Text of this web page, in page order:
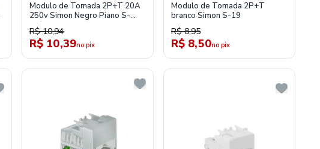
Modulo de Tomada 2P+T 20A
250v Simon Negro Piano S-
19/20 19427-37
R$ 10,94
R$ 10,39no pix
Modulo de Tomada 2P+T
branco Simon S-19
R$ 8,95
R$ 8,50no pix